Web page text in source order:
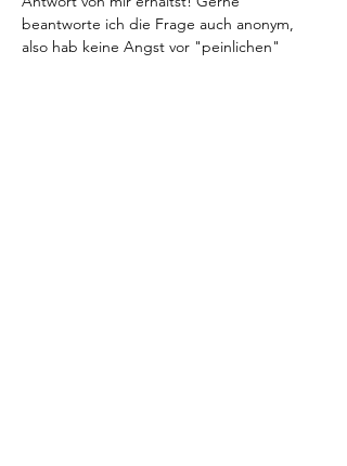
beantworte ich die Frage auch anonym,
also hab keine Angst vor "peinlichen"